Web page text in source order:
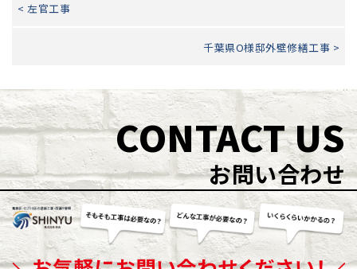
< 左官工事
千葉県O様邸外壁修繕工事 >
CONTACT US
お問い合わせ